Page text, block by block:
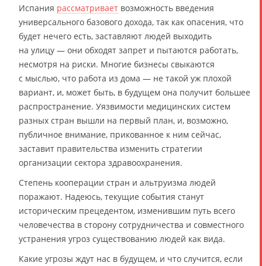
Испания рассматривает возможность введения
универсального базового дохода, так как опасения, что
будет нечего есть, заставляют людей выходить
на улицу — они обходят запрет и пытаются работать,
несмотря на риски. Многие бизнесы свыкаются
с мыслью, что работа из дома — не такой уж плохой
вариант, и, может быть, в будущем она получит большее
распространение. Уязвимости медицинских систем
разных стран вышли на первый план, и, возможно,
публичное внимание, прикованное к ним сейчас,
заставит правительства изменить стратегии
организации сектора здравоохранения.
Степень кооперации стран и альтруизма людей
поражают. Надеюсь, текущие события станут
историческим прецедентом, изменившим путь всего
человечества в сторону сотрудничества и совместного
устранения угроз существованию людей как вида.
Какие угрозы ждут нас в будущем, и что случится, если